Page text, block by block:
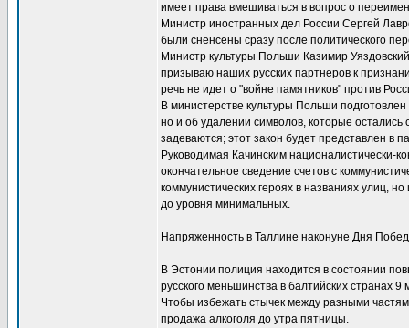
имеет права вмешиваться в вопрос о
Министр иностранных дел России Сергей
были сненсены сразу после политического
Министр культуры Польши Казимир
призываю наших русских партнеров к
речь не идет о "войне памятников" против
В министерстве культуры Польши
но и об удалении символов, которые
задеваются; этот закон будет представлен в
Руководимая Качинским националистически-
окончательное сведение счетов с
коммунистических героях в названиях улиц,
до уровня минимальных.
Напряженность в Таллине наконуне Дня
В Эстонии полиция находится в состоянии
русского меньшинства в балтийских странах
Чтобы избежать стычек между разными
продажа алкоголя до утра пятницы.